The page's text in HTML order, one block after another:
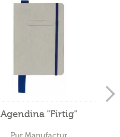
Agendina "Firtig"